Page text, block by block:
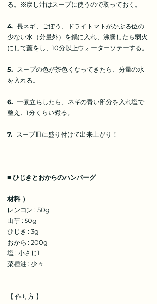
る。※戻し汁はスープに使うので取っておく。
4. 長ネギ、ごぼう、ドライトマトがかぶる位の
少ない水（分量外）を鍋に入れ、沸騰したら弱火
にして蓋をし、10分以上ウォーターソテーする。
5.
スープの色が茶色くなってきたら、分量の水
を入れる。
6. 一煮立ちしたら、ネギの青い部分を入れ塩で
整え、1分くらい煮る。
7. スープ皿に盛り付けて出来上がり！
■ ひじきとおからのハンバーグ
材料 ）
レンコン : 50g
山芋 : 50g
ひじき : 3g
おから : 200g
塩 : 小さじ1
菜種油 : 少々
【 作り方 】